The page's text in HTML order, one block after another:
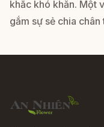
khắc khó khăn. Một
gắm sự sẻ chia